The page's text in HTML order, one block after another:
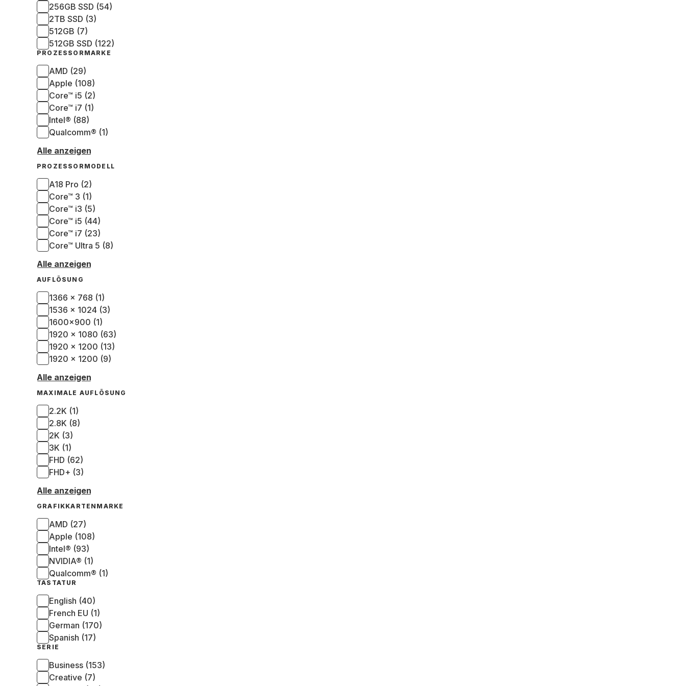
256GB SSD (54)
2TB SSD (3)
512GB (7)
512GB SSD (122)
PROZESSORMARKE
AMD (29)
Apple (108)
Core™ i5 (2)
Core™ i7 (1)
Intel® (88)
Qualcomm® (1)
Alle anzeigen
PROZESSORMODELL
A18 Pro (2)
Core™ 3 (1)
Core™ i3 (5)
Core™ i5 (44)
Core™ i7 (23)
Core™ Ultra 5 (8)
Alle anzeigen
AUFLÖSUNG
1366 x 768 (1)
1536 x 1024 (3)
1600x900 (1)
1920 x 1080 (63)
1920 x 1200 (13)
1920 × 1200 (9)
Alle anzeigen
MAXIMALE AUFLÖSUNG
2.2K (1)
2.8K (8)
2K (3)
3K (1)
FHD (62)
FHD+ (3)
Alle anzeigen
GRAFIKKARTENMARKE
AMD (27)
Apple (108)
Intel® (93)
NVIDIA® (1)
Qualcomm® (1)
TASTATUR
English (40)
French EU (1)
German (170)
Spanish (17)
SERIE
Business (153)
Creative (7)